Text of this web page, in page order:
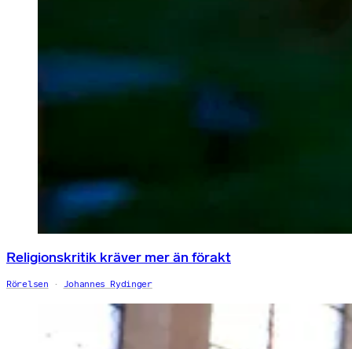
Religionskritik kräver mer än förakt
Rörelsen Johannes Rydinger